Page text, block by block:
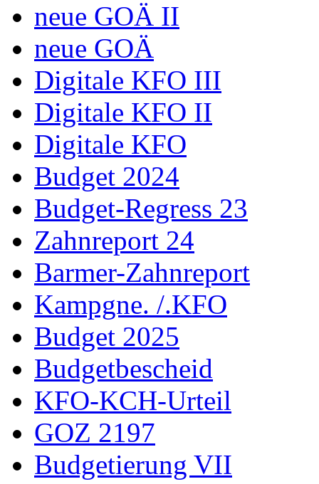
neue GOÄ II
neue GOÄ
Digitale KFO III
Digitale KFO II
Digitale KFO
Budget 2024
Budget-Regress 23
Zahnreport 24
Barmer-Zahnreport
Kampgne. /.KFO
Budget 2025
Budgetbescheid
KFO-KCH-Urteil
GOZ 2197
Budgetierung VII